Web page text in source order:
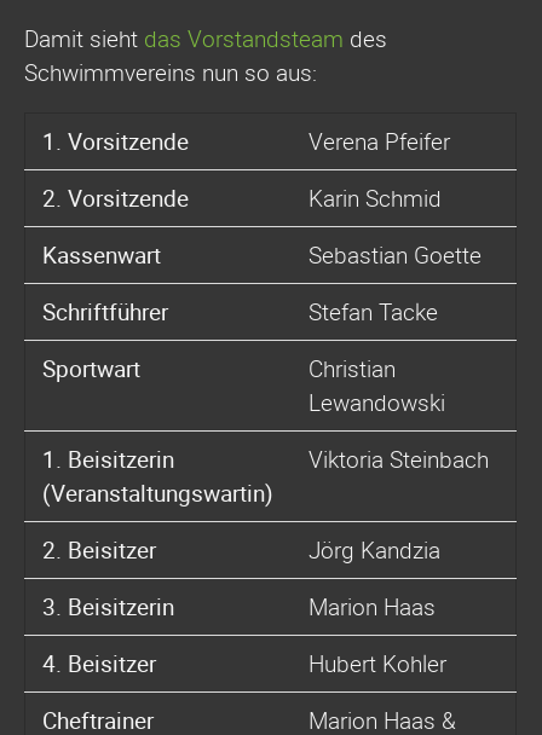
Damit sieht das Vorstandsteam des
Schwimmvereins nun so aus:
1. Vorsitzende
Verena Pfeifer
2. Vorsitzende
Karin Schmid
Kassenwart
Sebastian Goette
Schriftführer
Stefan Tacke
Sportwart
Christian
Lewandowski
1. Beisitzerin
(Veranstaltungswartin)
Viktoria Steinbach
2. Beisitzer
Jörg Kandzia
3. Beisitzerin
Marion Haas
4. Beisitzer
Hubert Kohler
Cheftrainer
Marion Haas &